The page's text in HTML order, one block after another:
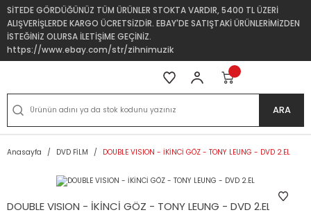
SİTEDE GÖRDÜĞÜNÜZ TÜM ÜRÜNLER STOKTA VARDIR, 5400 TL ÜZERİ
ALIŞVERİŞLERDE KARGO ÜCRETSİZDİR. EBAY'DE SATIŞTAKİ ÜRÜNLERİMİZDEN
İSTEĞİNİZ OLURSA İLETİŞİME GEÇİNİZ.
https://www.ebay.com/str/zihnimuzik
ARA
Anasayfa DVD FİLM DOUBLE VISION - İKİNCİ GÖZ - TONY LEUNG - DVD 2.EL
DOUBLE VISION - İKİNCİ GÖZ - TONY LEUNG - DVD 2.EL